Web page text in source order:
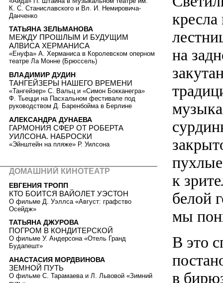
на
к
белой
мы
В это
в
К. С. Станиславского и Вл. И. Немировича-
Данченко
ТАТЬЯНА ЗЕЛЬМАНОВА
МЕЖДУ ПРОШЛЫМ И БУДУЩИМ
АЛВИСА ХЕРМАНИСА
«Енуфа» А. Херманиса в Королевском оперном
театре Ла Монне (Брюссель)
ВЛАДИМИР ДУДИН
ТАНГЕЙЗЕРЫ НАШЕГО ВРЕМЕНИ
«Тангейзер» С. Вальц и «Симон Бокканегра»
Ф. Тьецци на Пасхальном фестивале под
руководством Д. Баренбойма в Берлине
АЛЕКСАНДРА ДУНАЕВА
ГАРМОНИЯ СФЕР ОТ РОБЕРТА
УИЛСОНА. НАБРОСКИ
«Эйнштейн на пляже» Р. Уилсона
ДОМАШНИЙ КИНОТЕАТР
ЕВГЕНИЯ ТРОПП
КТО БОИТСЯ ВАЙОЛЕТ УЭСТОН
О фильме Д. Уэллса «Август: графство
Осейдж»
ТАТЬЯНА ДЖУРОВА
ПОГРОМ В КОНДИТЕРСКОЙ
О фильме У. Андерсона «Отель Гранд
Будапешт»
АНАСТАСИЯ МОРДВИНОВА
ЗЕМНОЙ ПУТЬ
О фильме С. Тарамаева и Л. Львовой «Зимний